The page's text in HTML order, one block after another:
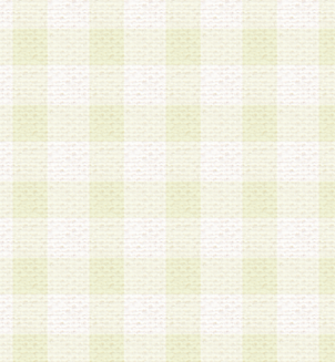
望者が18歳未満、成年被後見人、被
合は、親権者などの法定代理人の同
とします。なお、義務教育学齢に該
は、登録時に 当社が別途定める方法
認手続きを行うものとします。
登録方法
続きは、会員登録希望者本人が行う
認められないものとします。
望者は、本規約に同意の後、当社指
いて、当社が指定する必要事項を入
とします。当社は、会員登録を承認し